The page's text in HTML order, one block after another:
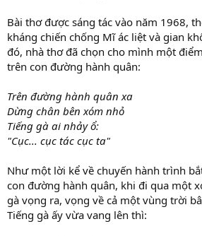
Bài thơ được sáng tác vào năm 1968,
kháng chiến chống Mĩ ác liệt và gian
đó, nhà thơ đã chọn cho mình một
trên con đường hành quân:
Trên đường hành quân xa
Dừng chân bên xóm nhỏ
Tiếng gà ai nhảy ổ:
"Cục... cục tác cục ta"
Như một lời kể về chuyến hành trình
con đường hành quân, khi đi qua một
gà vọng ra, vọng về cả một vùng trời
Tiếng gà ấy vừa vang lên thì: